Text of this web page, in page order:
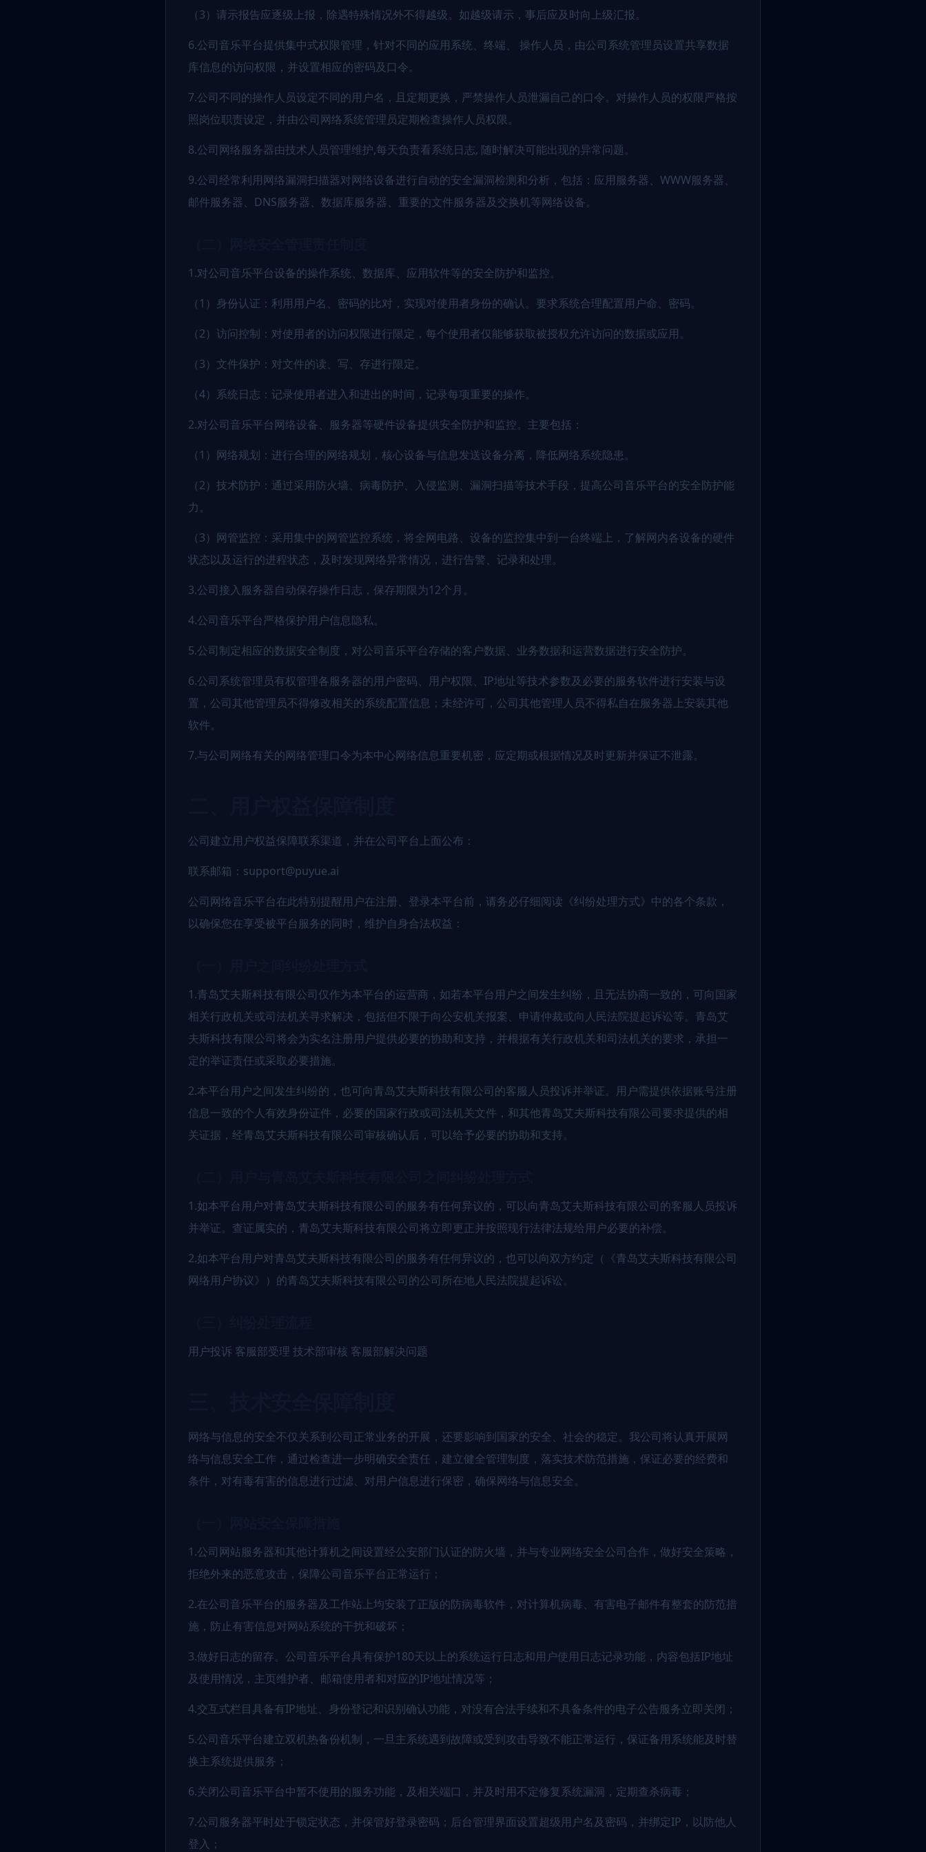
（3）请示报告应逐级上报，除遇特殊情况外不得越级。如越级请示，事后应及时向上级汇报。
6.公司音乐平台提供集中式权限管理，针对不同的应用系统、终端、 操作人员，由公司系统管理员设置共享数据
库信息的访问权限，并设置相应的密码及口令。
7.公司不同的操作人员设定不同的用户名，且定期更换，严禁操作人员泄漏自己的口令。对操作人员的权限严格按
照岗位职责设定，并由公司网络系统管理员定期检查操作人员权限。
8.公司网络服务器由技术人员管理维护,每天负责看系统日志, 随时解决可能出现的异常问题。
9.公司经常利用网络漏洞扫描器对网络设备进行自动的安全漏洞检测和分析，包括：应用服务器、WWW服务器、
邮件服务器、DNS服务器、数据库服务器、重要的文件服务器及交换机等网络设备。
1.对公司音乐平台设备的操作系统、数据库、应用软件等的安全防护和监控。
（1）身份认证：利用用户名、密码的比对，实现对使用者身份的确认。要求系统合理配置用户命、密码。
（2）访问控制：对使用者的访问权限进行限定，每个使用者仅能够获取被授权允许访问的数据或应用。
（3）文件保护：对文件的读、写、存进行限定。
（4）系统日志：记录使用者进入和进出的时间，记录每项重要的操作。
2.对公司音乐平台网络设备、服务器等硬件设备提供安全防护和监控。主要包括：
（1）网络规划：进行合理的网络规划，核心设备与信息发送设备分离，降低网络系统隐患。
（2）技术防护：通过采用防火墙、病毒防护、入侵监测、漏洞扫描等技术手段，提高公司音乐平台的安全防护能
力。
（3）网管监控：采用集中的网管监控系统，将全网电路、设备的监控集中到一台终端上，了解网内各设备的硬件
状态以及运行的进程状态，及时发现网络异常情况，进行告警、记录和处理。
3.公司接入服务器自动保存操作日志，保存期限为12个月。
4.公司音乐平台严格保护用户信息隐私。
5.公司制定相应的数据安全制度，对公司音乐平台存储的客户数据、业务数据和运营数据进行安全防护。
6.公司系统管理员有权管理各服务器的用户密码、用户权限、IP地址等技术参数及必要的服务软件进行安装与设
置，公司其他管理员不得修改相关的系统配置信息；未经许可，公司其他管理人员不得私自在服务器上安装其他
软件。
7.与公司网络有关的网络管理口令为本中心网络信息重要机密，应定期或根据情况及时更新并保证不泄露。
公司建立用户权益保障联系渠道，并在公司平台上面公布：
联系邮箱：support@puyue.ai
公司网络音乐平台在此特别提醒用户在注册、登录本平台前，请务必仔细阅读《纠纷处理方式》中的各个条款，
以确保您在享受被平台服务的同时，维护自身合法权益：
1.青岛艾夫斯科技有限公司仅作为本平台的运营商，如若本平台用户之间发生纠纷，且无法协商一致的，可向国家
相关行政机关或司法机关寻求解决，包括但不限于向公安机关报案、申请仲裁或向人民法院提起诉讼等。青岛艾
夫斯科技有限公司将会为实名注册用户提供必要的协助和支持，并根据有关行政机关和司法机关的要求，承担一
定的举证责任或采取必要措施。
2.本平台用户之间发生纠纷的，也可向青岛艾夫斯科技有限公司的客服人员投诉并举证。用户需提供依据账号注册
信息一致的个人有效身份证件，必要的国家行政或司法机关文件，和其他青岛艾夫斯科技有限公司要求提供的相
关证据，经青岛艾夫斯科技有限公司审核确认后，可以给予必要的协助和支持。
1.如本平台用户对青岛艾夫斯科技有限公司的服务有任何异议的，可以向青岛艾夫斯科技有限公司的客服人员投诉
并举证。查证属实的，青岛艾夫斯科技有限公司将立即更正并按照现行法律法规给用户必要的补偿。
2.如本平台用户对青岛艾夫斯科技有限公司的服务有任何异议的，也可以向双方约定（《青岛艾夫斯科技有限公司
网络用户协议》）的青岛艾夫斯科技有限公司的公司所在地人民法院提起诉讼。
用户投诉 客服部受理 技术部审核 客服部解决问题
网络与信息的安全不仅关系到公司正常业务的开展，还要影响到国家的安全、社会的稳定。我公司将认真开展网
络与信息安全工作，通过检查进一步明确安全责任，建立健全管理制度，落实技术防范措施，保证必要的经费和
条件，对有毒有害的信息进行过滤、对用户信息进行保密，确保网络与信息安全。
1.公司网站服务器和其他计算机之间设置经公安部门认证的防火墙，并与专业网络安全公司合作，做好安全策略，
拒绝外来的恶意攻击，保障公司音乐平台正常运行；
2.在公司音乐平台的服务器及工作站上均安装了正版的防病毒软件，对计算机病毒、有害电子邮件有整套的防范措
施，防止有害信息对网站系统的干扰和破坏；
3.做好日志的留存。公司音乐平台具有保护180天以上的系统运行日志和用户使用日志记录功能，内容包括IP地址
及使用情况，主页维护者、邮箱使用者和对应的IP地址情况等；
4.交互式栏目具备有IP地址、身份登记和识别确认功能，对没有合法手续和不具备条件的电子公告服务立即关闭；
5.公司音乐平台建立双机热备份机制，一旦主系统遇到故障或受到攻击导致不能正常运行，保证备用系统能及时替
换主系统提供服务；
6.关闭公司音乐平台中暂不使用的服务功能，及相关端口，并及时用不定修复系统漏洞，定期查杀病毒；
7.公司服务器平时处于锁定状态，并保管好登录密码；后台管理界面设置超级用户名及密码，并绑定IP，以防他人
登入；